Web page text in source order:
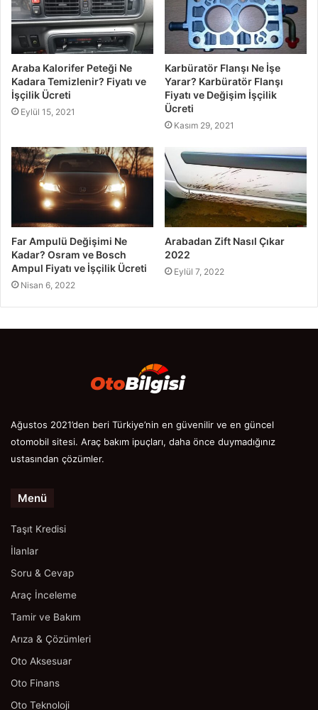
Araba Kalorifer Peteği Ne
Kadara Temizlenir? Fiyatı ve
İşçilik Ücreti
Eylül 15, 2021
Karbüratör Flanşı Ne İşe
Yarar? Karbüratör Flanşı
Fiyatı ve Değişim İşçilik
Ücreti
Kasım 29, 2021
Far Ampulü Değişimi Ne
Kadar? Osram ve Bosch
Ampul Fiyatı ve İşçilik Ücreti
Nisan 6, 2022
Arabadan Zift Nasıl Çıkar
2022
Eylül 7, 2022
Ağustos 2021’den beri Türkiye’nin en güvenilir ve en güncel
otomobil sitesi. Araç bakım ipuçları, daha önce duymadığınız
ustasından çözümler.
Menü
Taşıt Kredisi
İlanlar
Soru & Cevap
Araç İnceleme
Tamir ve Bakım
Arıza & Çözümleri
Oto Aksesuar
Oto Finans
Oto Teknoloji